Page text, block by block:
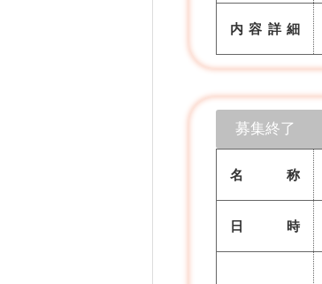
内容詳細
募集終了
名 称
日 時